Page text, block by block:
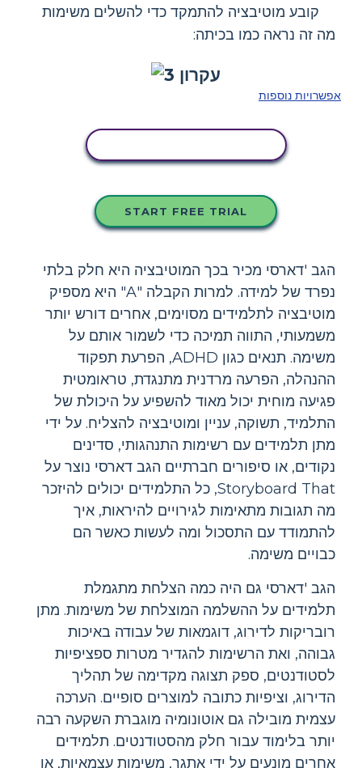
קובע מוטיבציה להתמקד כדי להשלים משימות
מה זה נראה כמו בכיתה:
אפשרויות נוספות
START FREE TRIAL
הגב 'דארסי מכיר בכך המוטיבציה היא חלק בלתי
נפרד של למידה. למרות הקבלה "A" היא מספיק
מוטיבציה לתלמידים מסוימים, אחרים דורש יותר
משמעותי, התווה תמיכה כדי לשמור אותם על
משימה. תנאים כגון ADHD, הפרעת תפקוד
ההנהלה, הפרעה מרדנית מתנגדת, טראומטית
פגיעה מוחית יכול מאוד להשפיע על היכולת של
התלמיד, תשוקה, עניין ומוטיבציה להצליח. על ידי
מתן תלמידים עם רשימות התנהגותי, סדינים
נקודים, או סיפורים חברתיים הגב דארסי נוצר על
Storyboard That, כל התלמידים יכולים להיזכר
מה תגובות מתאימות לגירויים להיראות, איך
להתמודד עם התסכול ומה לעשות כאשר הם
כבויים משימה.
הגב 'דארסי גם היה כמה הצלחת מתגמלת
תלמידים על ההשלמה המוצלחת של משימות. מתן
רובריקות לדירוג, דוגמאות של עבודה באיכות
גבוהה, ואת הרשימות להגדיר מטרות ספציפיות
לסטודנטים, ספק תצוגה מקדימה של תהליך
הדירוג, וציפיות כתובה למוצרים סופיים. הערכה
עצמית מובילה גם אוטונומיה מוגברת השקעה רבה
יותר בלימוד עבור חלק מהסטודנטים. תלמידים
אחרים מונעים על ידי אתגר, משימות עצמאיות, או